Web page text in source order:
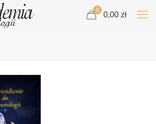
0
0,00 zł